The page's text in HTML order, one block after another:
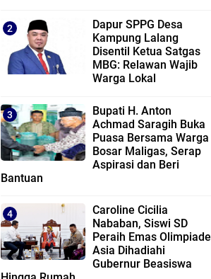
Dapur SPPG Desa
Kampung Lalang
Disentil Ketua Satgas
MBG: Relawan Wajib
Warga Lokal
Bupati H. Anton
Achmad Saragih Buka
Puasa Bersama Warga
Bosar Maligas, Serap
Aspirasi dan Beri
Bantuan
Caroline Cicilia
Nababan, Siswi SD
Peraih Emas Olimpiade
Asia Dihadiahi
Gubernur Beasiswa